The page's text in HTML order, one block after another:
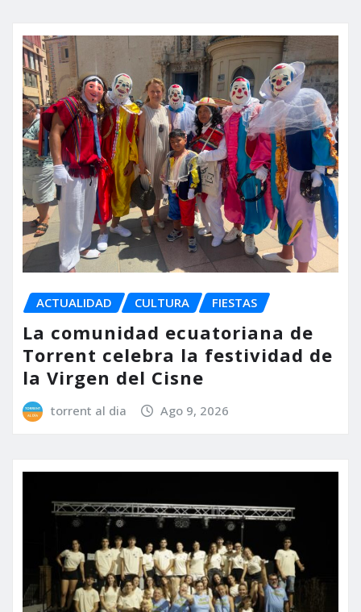
ACTUALIDAD CULTURA FIESTAS
La comunidad ecuatoriana de
Torrent celebra la festividad de
la Virgen del Cisne
torrent al dia Ago 9, 2026